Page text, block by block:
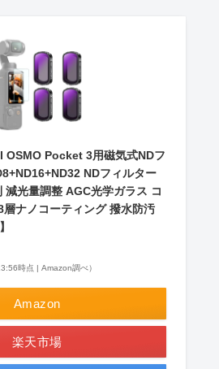
Pocket 3用磁気式NDフ
NDフィルター
減光量調整 AGC光学ガラス コ
層ナノコーティング 撥水防汚
時点 | Amazon調べ）
Amazon
楽天市場